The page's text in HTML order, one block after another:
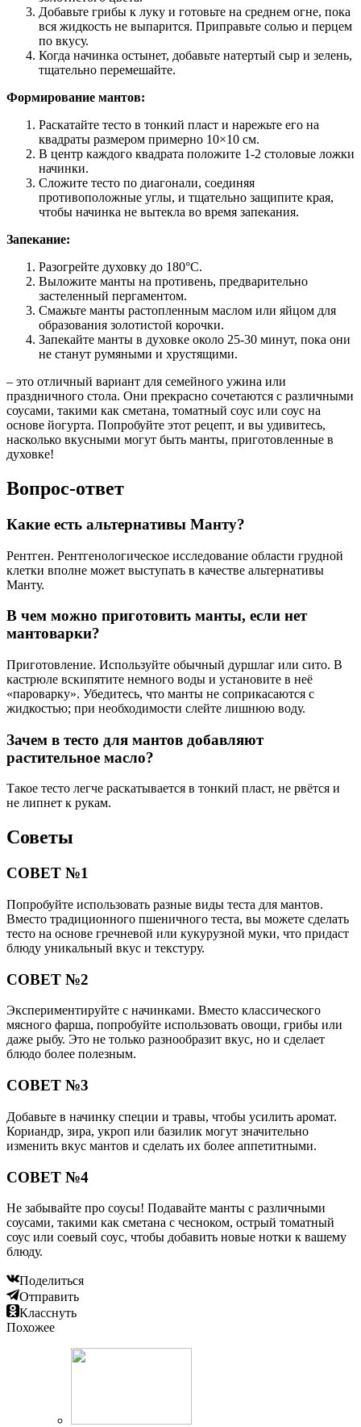
Добавьте грибы к луку и готовьте на среднем огне, пока
вся жидкость не выпарится. Приправьте солью и перцем
по вкусу.
Когда начинка остынет, добавьте натертый сыр и зелень,
тщательно перемешайте.
Формирование мантов:
Раскатайте тесто в тонкий пласт и нарежьте его на
квадраты размером примерно 10×10 см.
В центр каждого квадрата положите 1-2 столовые ложки
начинки.
Сложите тесто по диагонали, соединяя
противоположные углы, и тщательно защипите края,
чтобы начинка не вытекла во время запекания.
Запекание:
Разогрейте духовку до 180°C.
Выложите манты на противень, предварительно
застеленный пергаментом.
Смажьте манты растопленным маслом или яйцом для
образования золотистой корочки.
Запекайте манты в духовке около 25-30 минут, пока они
не станут румяными и хрустящими.
– это отличный вариант для семейного ужина или
праздничного стола. Они прекрасно сочетаются с различными
соусами, такими как сметана, томатный соус или соус на
основе йогурта. Попробуйте этот рецепт, и вы удивитесь,
насколько вкусными могут быть манты, приготовленные в
духовке!
Вопрос-ответ
Какие есть альтернативы Манту?
Рентген. Рентгенологическое исследование области грудной
клетки вполне может выступать в качестве альтернативы
Манту.
В чем можно приготовить манты, если нет
мантоварки?
Приготовление. Используйте обычный дуршлаг или сито. В
кастрюле вскипятите немного воды и установите в неё
«пароварку». Убедитесь, что манты не соприкасаются с
жидкостью; при необходимости слейте лишнюю воду.
Зачем в тесто для мантов добавляют
растительное масло?
Такое тесто легче раскатывается в тонкий пласт, не рвётся и
не липнет к рукам.
Советы
СОВЕТ №1
Попробуйте использовать разные виды теста для мантов.
Вместо традиционного пшеничного теста, вы можете сделать
тесто на основе гречневой или кукурузной муки, что придаст
блюду уникальный вкус и текстуру.
СОВЕТ №2
Экспериментируйте с начинками. Вместо классического
мясного фарша, попробуйте использовать овощи, грибы или
даже рыбу. Это не только разнообразит вкус, но и сделает
блюдо более полезным.
СОВЕТ №3
Добавьте в начинку специи и травы, чтобы усилить аромат.
Кориандр, зира, укроп или базилик могут значительно
изменить вкус мантов и сделать их более аппетитными.
СОВЕТ №4
Не забывайте про соусы! Подавайте манты с различными
соусами, такими как сметана с чесноком, острый томатный
соус или соевый соус, чтобы добавить новые нотки к вашему
блюду.
Поделиться
Отправить
Класснуть
Похожее